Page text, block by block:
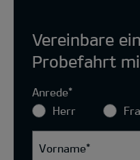
Vereinbare
Probefahrt
Anrede*
Herr
Vorname*